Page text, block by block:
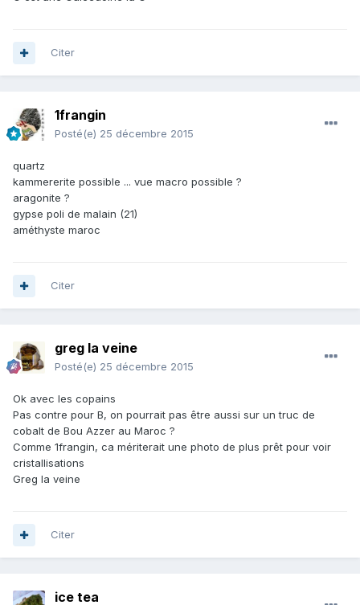
Citer
1frangin
Posté(e) 25 décembre 2015
quartz
kammererite possible ... vue macro possible ?
aragonite ?
gypse poli de malain (21)
améthyste maroc
Citer
greg la veine
Posté(e) 25 décembre 2015
Ok avec les copains
Pas contre pour B, on pourrait pas être aussi sur un truc de
cobalt de Bou Azzer au Maroc ?
Comme 1frangin, ca mériterait une photo de plus prêt pour voir
cristallisations
Greg la veine
Citer
ice tea